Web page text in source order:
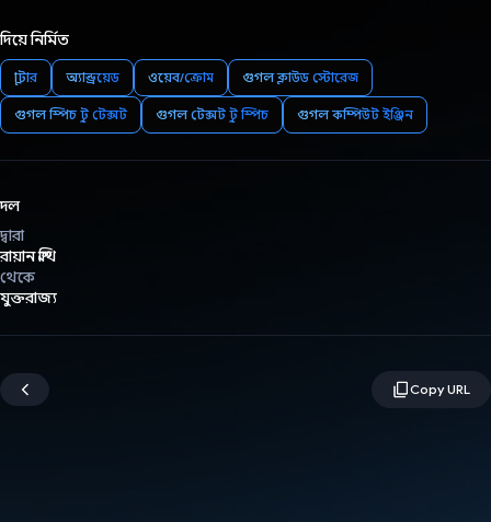
দিয়ে নির্মিত
ফ্লাটার অ্যান্ড্রয়েড ওয়েব/ক্রোম গুগল ক্লাউড স্টোরেজ
গুগল স্পিচ টু টেক্সট গুগল টেক্সট টু স্পিচ গুগল কম্পিউট ইঞ্জিন
দল
দ্বারা
রায়ান স্মিথ
থেকে
যুক্তরাজ্য